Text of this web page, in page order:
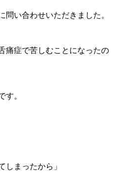
問い合わせいただきました。
痛症で苦しむことになったの
す。
しまったから」